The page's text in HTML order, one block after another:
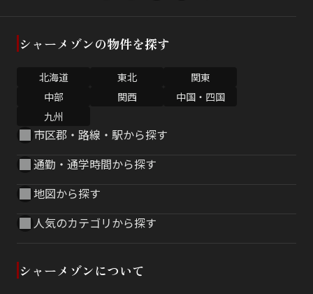
シャーメゾンの物件を探す
北海道 東北
関東
中部
関西
中国・四国
九州
市区郡・路線・駅から探す
通勤・通学時間から探す
地図から探す
人気のカテゴリから探す
シャーメゾンについて